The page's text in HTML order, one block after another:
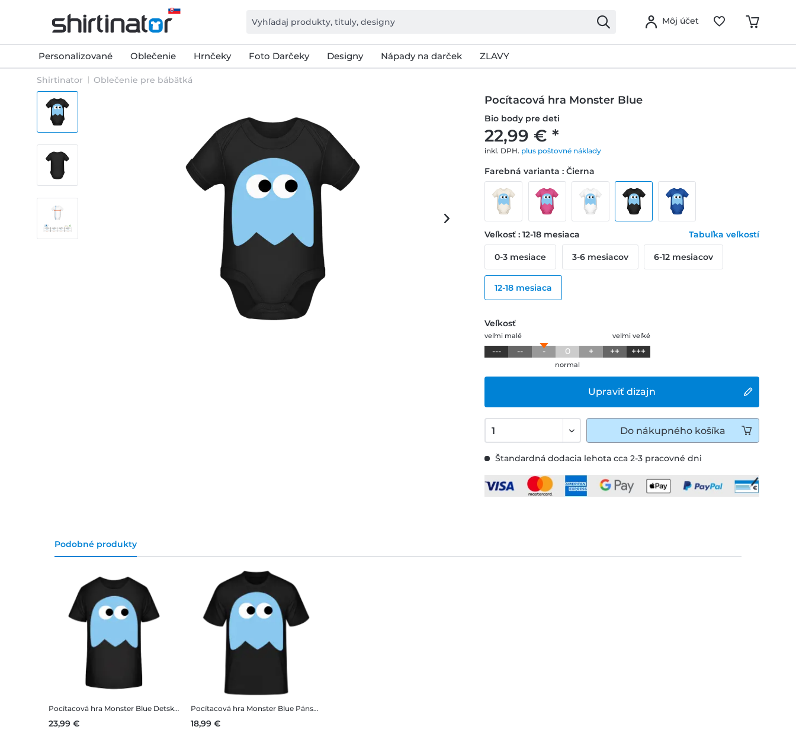
Môj účet
Personalizované Oblečenie Hrnčeky Foto Darčeky Designy Nápady na darček ZLAVY
Shirtinator Oblečenie pre bábätká
Pocítacová hra Monster Blue
Bio body pre deti
22,99 € *
inkl. DPH. plus poštovné náklady
Štandardná dodacia lehota cca 2-3 pracovné dni
Upraviť dizajn
Farebná varianta : Čierna
Veľkosť : 12-18 mesiaca Tabuľka veľkostí
0-3 mesiace 3-6 mesiacov 6-12 mesiacov
12-18 mesiaca
Veľkosť
veľmi veľké
veľmi malé
--- -- - 0 + ++ +++
normal
Do nákupného košíka
Podobné produkty
Pocítacová hra Monster Blue Detské bio tričko Stanley Stella 2.0
23,99 €
Pocítacová hra Monster Blue Pánske tričko B&C
18,99 €